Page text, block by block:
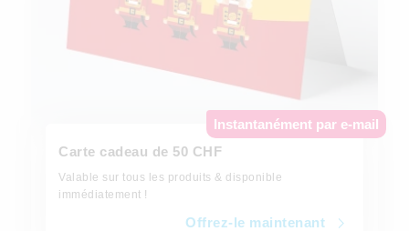
Instantanément par e-mail
Carte cadeau de 50 CHF
Valable sur tous les produits & disponible
immédiatement !
Offrez-le maintenant